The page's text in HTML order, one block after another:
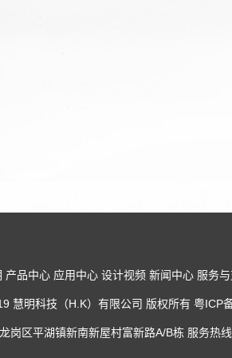
产品中心 应用中心 设计视频 新闻中心 服务
慧明科技（H.K）有限公司 版权所有 粤ICP
岗区平湖镇新南新屋村富新路A/B栋 服务热